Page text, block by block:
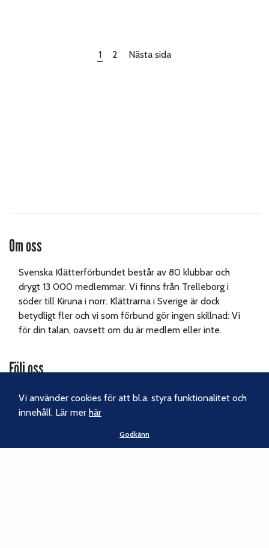
1 2 Nästa sida
Om oss
Svenska Klätterförbundet består av 80 klubbar och
drygt 13 000 medlemmar. Vi finns från Trelleborg i
söder till Kiruna i norr. Klättrarna i Sverige är dock
betydligt fler och vi som förbund gör ingen skillnad: Vi
för din talan, oavsett om du är medlem eller inte.
Följ oss
Facebook
Instagram
Vi använder cookies för att bl.a. styra funktionalitet och
innehåll. Lär merhär
Godkänn